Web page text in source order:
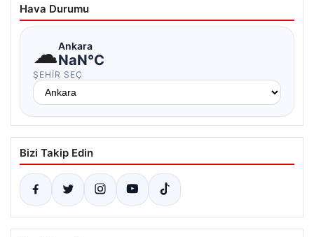
Hava Durumu
☁Ankara
NaN°C
ŞEHIR SEÇ
Bizi Takip Edin